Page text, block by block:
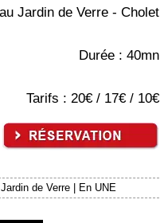
Jardin de Verre - Cholet
Durée : 40mn
Tarifs : 20€ / 17€ / 10€
Jardin de Verre
En UNE